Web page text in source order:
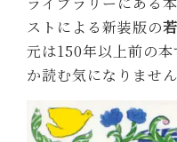
ストによる新装版の
元は150年以上前の
か読む気になりませ